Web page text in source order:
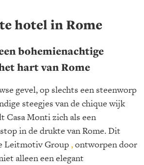
hotel in Rome
bohemienachtige
hart van Rome
gevel, op slechts een steenworp
steegjes van de chique wijk
Casa Monti zich als een
in de drukte van Rome. Dit
Leitmotiv Group ,ontworpen door
alleen een elegant